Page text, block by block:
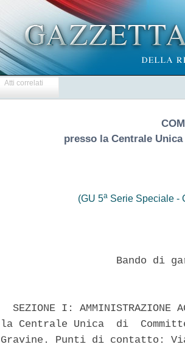
Atti correlati
presso la Centrale
(GU 5a Serie Speciale -
Bando di
SEZIONE I: AMMINISTRAZIONE
la Centrale Unica  di
Gravine. Punti di contatto: